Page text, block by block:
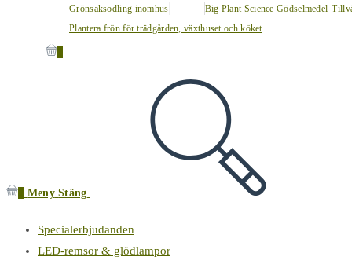
Grönsaksodling inomhus
Big Plant Science Gödselmedel
Plantera frön för trädgården, växthuset och köket
Meny Stäng
Specialerbjudanden
LED-remsor & glödlampor